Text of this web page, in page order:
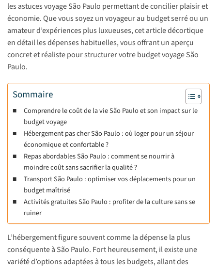
les astuces voyage São Paulo permettant de concilier plaisir et
économie. Que vous soyez un voyageur au budget serré ou un
amateur d’expériences plus luxueuses, cet article décortique
en détail les dépenses habituelles, vous offrant un aperçu
concret et réaliste pour structurer votre budget voyage São
Paulo.
Sommaire
Comprendre le coût de la vie São Paulo et son impact sur le
budget voyage
Hébergement pas cher São Paulo : où loger pour un séjour
économique et confortable ?
Repas abordables São Paulo : comment se nourrir à
moindre coût sans sacrifier la qualité ?
Transport São Paulo : optimiser vos déplacements pour un
budget maîtrisé
Activités gratuites São Paulo : profiter de la culture sans se
ruiner
L’hébergement figure souvent comme la dépense la plus
conséquente à São Paulo. Fort heureusement, il existe une
variété d’options adaptées à tous les budgets, allant des